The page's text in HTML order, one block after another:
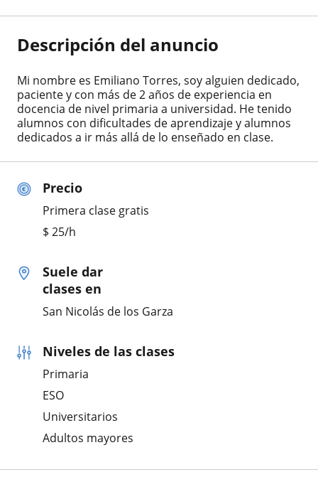
Precio
Primera clase gratis
$ 25/h
Suele dar
clases en
San Nicolás de los Garza
Niveles de las clases
Primaria
ESO
Universitarios
Adultos mayores
Descripción del anuncio
Mi nombre es Emiliano Torres, soy alguien dedicado,
paciente y con más de 2 años de experiencia en
docencia de nivel primaria a universidad. He tenido
alumnos con dificultades de aprendizaje y alumnos
dedicados a ir más allá de lo enseñado en clase.